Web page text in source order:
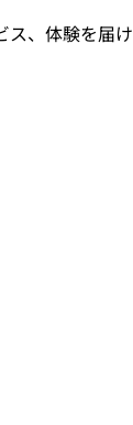
ス、体験を届け